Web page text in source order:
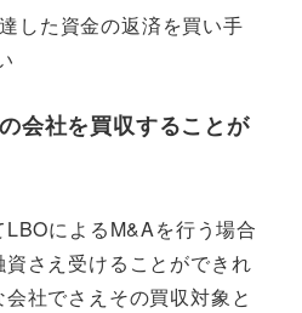
した資金の返済を買い手
会社を買収することが
によるM&Aを行う場合
さえ受けることができれ
社でさえその買収対象と